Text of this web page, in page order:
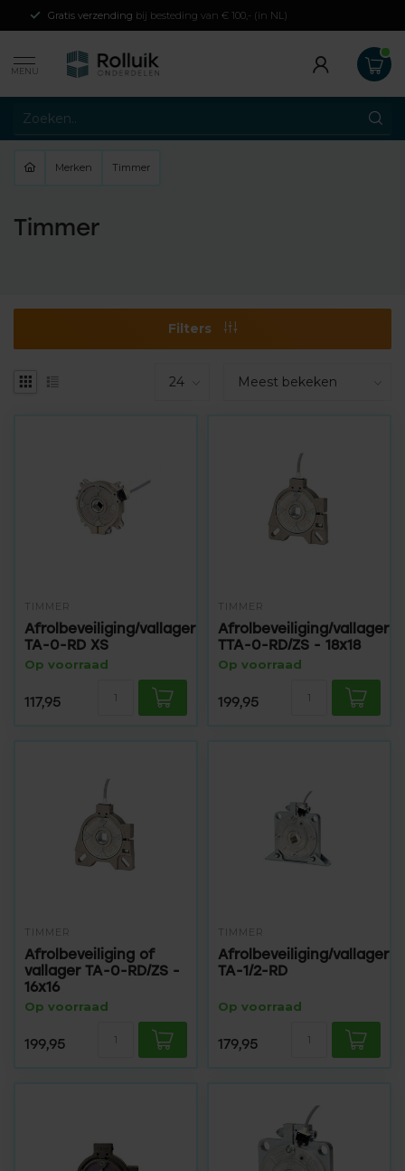
Gratis verzending bij besteding van € 100,- (in NL)
MENU
Merken Timmer
Timmer
Filters
TIMMER
Afrolbeveiliging/vallager
TA-0-RD XS
Op voorraad
117,95
TIMMER
Afrolbeveiliging/vallager
TTA-0-RD/ZS - 18x18
Op voorraad
199,95
TIMMER
Afrolbeveiliging of
vallager TA-0-RD/ZS -
16x16
Op voorraad
199,95
TIMMER
Afrolbeveiliging/vallager
TA-1/2-RD
Op voorraad
179,95